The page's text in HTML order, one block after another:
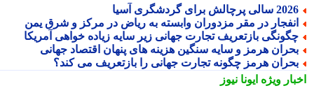
سالی پرچالش برای گردشگری آسیا
در مقر مزدوران وابسته به ریاض در مرکز و شرق یمن
بازتعریف تجارت جهانی زیر سایه زیاده خواهی آمریکا
هرمز و سایه سنگین هزینه های پنهان اقتصاد جهانی
هرمز چگونه تجارت جهانی را بازتعریف می کند؟
ویژهایونا نیوز